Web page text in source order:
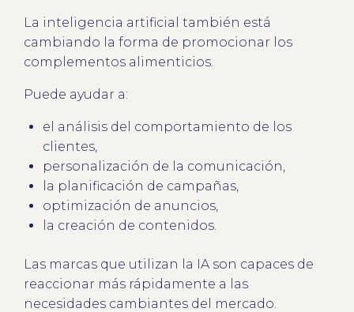
La inteligencia artificial también está
cambiando la forma de promocionar los
complementos alimenticios.
Puede ayudar a:
el análisis del comportamiento de los
clientes,
personalización de la comunicación,
la planificación de campañas,
optimización de anuncios,
la creación de contenidos.
Las marcas que utilizan la IA son capaces de
reaccionar más rápidamente a las
necesidades cambiantes del mercado.